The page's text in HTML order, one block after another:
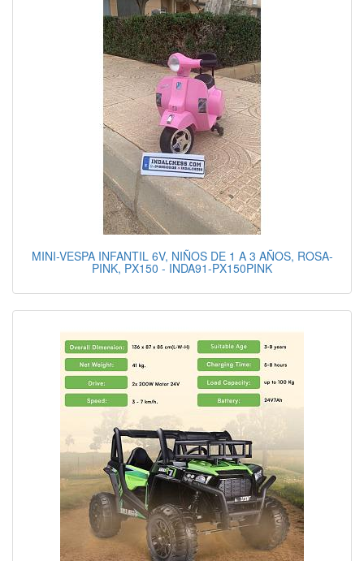
MINI-VESPA INFANTIL 6V, NIÑOS DE 1 A 3 AÑOS, ROSA-
PINK, PX150 - INDA91-PX150PINK